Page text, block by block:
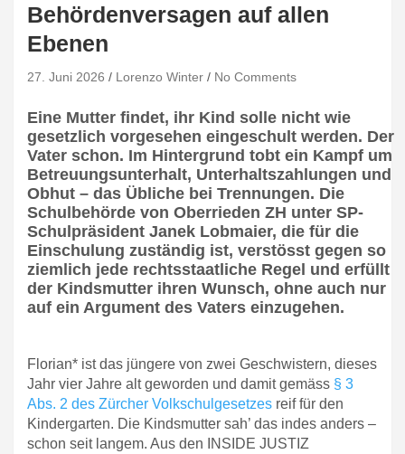
Behördenversagen auf allen
Ebenen
27. Juni 2026 Lorenzo Winter No Comments
Eine Mutter findet, ihr Kind solle nicht wie
gesetzlich vorgesehen eingeschult werden. Der
Vater schon. Im Hintergrund tobt ein Kampf um
Betreuungsunterhalt, Unterhaltszahlungen und
Obhut – das Übliche bei Trennungen. Die
Schulbehörde von Oberrieden ZH unter SP-
Schulpräsident Janek Lobmaier, die für die
Einschulung zuständig ist, verstösst gegen so
ziemlich jede rechtsstaatliche Regel und erfüllt
der Kindsmutter ihren Wunsch, ohne auch nur
auf ein Argument des Vaters einzugehen.
Florian* ist das jüngere von zwei Geschwistern, dieses
Jahr vier Jahre alt geworden und damit gemäss § 3
Abs. 2 des Zürcher Volkschulgesetzes reif für den
Kindergarten. Die Kindsmutter sah’ das indes anders –
schon seit langem. Aus den INSIDE JUSTIZ